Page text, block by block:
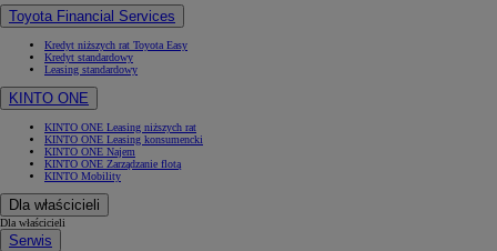
Toyota Financial Services
Kredyt niższych rat Toyota Easy
Kredyt standardowy
Leasing standardowy
KINTO ONE
KINTO ONE Leasing niższych rat
KINTO ONE Leasing konsumencki
KINTO ONE Najem
KINTO ONE Zarządzanie flotą
KINTO Mobility
Dla właścicieli
Dla właścicieli
Serwis